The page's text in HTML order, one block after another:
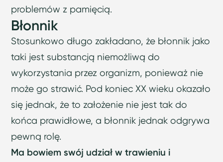
problemów z pamięcią.
Błonnik
Stosunkowo długo zakładano, że błonnik jako
taki jest substancją niemożliwą do
wykorzystania przez organizm, ponieważ nie
może go strawić. Pod koniec XX wieku okazało
się jednak, że to założenie nie jest tak do
końca prawidłowe, a błonnik jednak odgrywa
pewną rolę.
Ma bowiem swój udział w trawieniu i